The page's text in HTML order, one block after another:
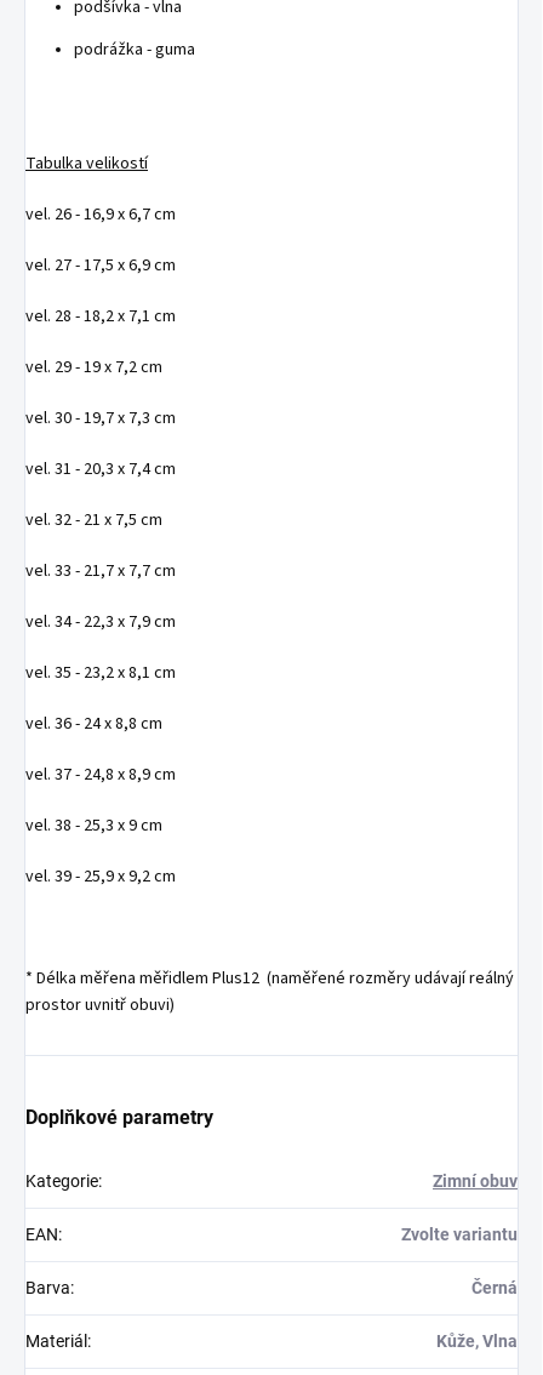
podšívka - vlna
podrážka - guma
Tabulka velikostí
vel. 26 - 16,9 x 6,7 cm
vel. 27 - 17,5 x 6,9 cm
vel. 28 - 18,2 x 7,1 cm
vel. 29 - 19 x 7,2 cm
vel. 30 - 19,7 x 7,3 cm
vel. 31 - 20,3 x 7,4 cm
vel. 32 - 21 x 7,5 cm
vel. 33 - 21,7 x 7,7 cm
vel. 34 - 22,3 x 7,9 cm
vel. 35 - 23,2 x 8,1 cm
vel. 36 - 24 x 8,8 cm
vel. 37 - 24,8 x 8,9 cm
vel. 38 - 25,3 x 9 cm
vel. 39 - 25,9 x 9,2 cm
* Délka měřena měřidlem Plus12 (naměřené rozměry udávají reálný
prostor uvnitř obuvi)
Doplňkové parametry
Kategorie: Zimní obuv
EAN: Zvolte variantu
Barva: Černá
Materiál : Kůže, Vlna